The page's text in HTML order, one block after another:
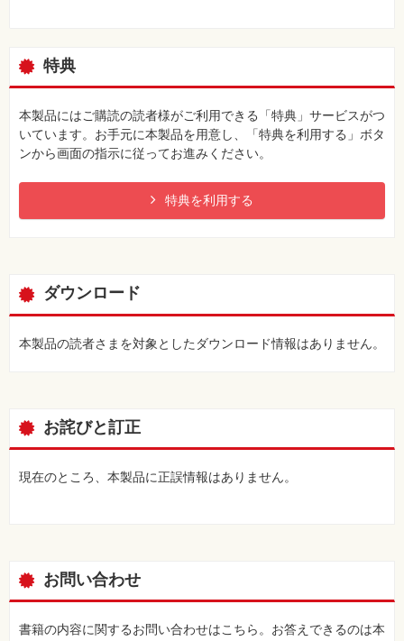
特典
本製品にはご購読の読者様がご利用できる「特典」サービスがつ
いています。お手元に本製品を用意し、「特典を利用する」ボタ
ンから画面の指示に従ってお進みください。
特典を利用する
ダウンロード
本製品の読者さまを対象としたダウンロード情報はありません。
お詫びと訂正
現在のところ、本製品に正誤情報はありません。
お問い合わせ
書籍の内容に関するお問い合わせはこちら。お答えできるのは本